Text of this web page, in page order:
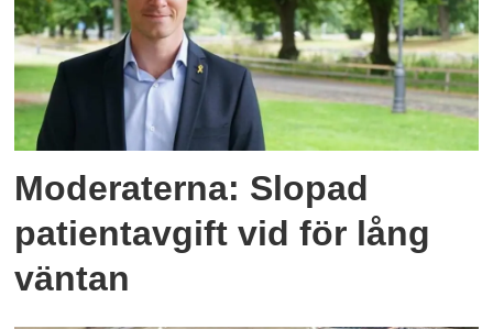
Moderaterna: Slopad
patientavgift vid för lång
väntan